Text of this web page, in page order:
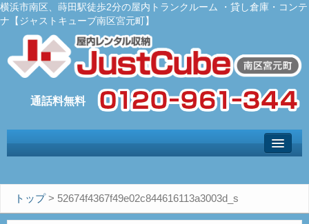
横浜市南区、蒔田駅徒歩2分の屋内トランクルーム ・貸し倉庫・コンテ
ナ【ジャストキューブ南区宮元町】
トップ
– Top –
ご利用案内
– User guide –
トップ> 52674f4367f49e02c844616113a3003d_s